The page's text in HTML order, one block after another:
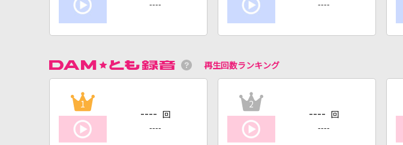
---- ----
再生回数ランキング
1
---- 回
----
2
---- 回
----